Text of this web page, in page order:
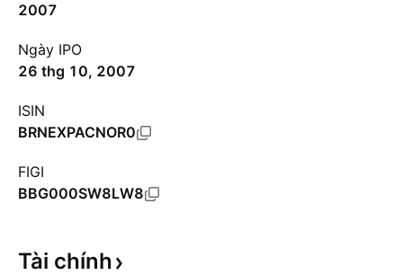
2007
Ngày IPO
26 thg 10, 2007
ISIN
BRNEXPACNOR0
FIGI
BBG000SW8LW8
Tài chính